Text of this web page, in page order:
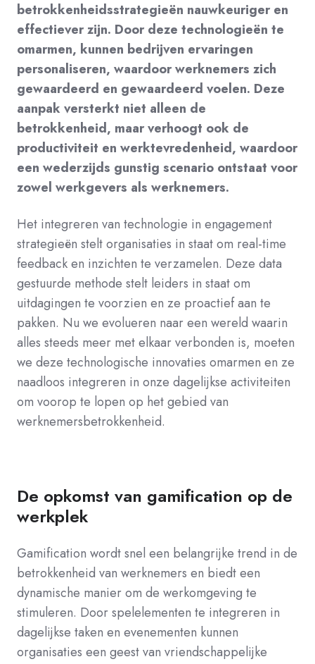
betrokkenheidsstrategieën nauwkeuriger en
effectiever zijn. Door deze technologieën te
omarmen, kunnen bedrijven ervaringen
personaliseren, waardoor werknemers zich
gewaardeerd en gewaardeerd voelen. Deze
aanpak versterkt niet alleen de
betrokkenheid, maar verhoogt ook de
productiviteit en werktevredenheid, waardoor
een wederzijds gunstig scenario ontstaat voor
zowel werkgevers als werknemers.
Het integreren van technologie in engagement
strategieën stelt organisaties in staat om real-time
feedback en inzichten te verzamelen. Deze data
gestuurde methode stelt leiders in staat om
uitdagingen te voorzien en ze proactief aan te
pakken. Nu we evolueren naar een wereld waarin
alles steeds meer met elkaar verbonden is, moeten
we deze technologische innovaties omarmen en ze
naadloos integreren in onze dagelijkse activiteiten
om voorop te lopen op het gebied van
werknemersbetrokkenheid.
De opkomst van gamification op de
werkplek
Gamification wordt snel een belangrijke trend in de
betrokkenheid van werknemers en biedt een
dynamische manier om de werkomgeving te
stimuleren. Door spelelementen te integreren in
dagelijkse taken en evenementen kunnen
organisaties een geest van vriendschappelijke